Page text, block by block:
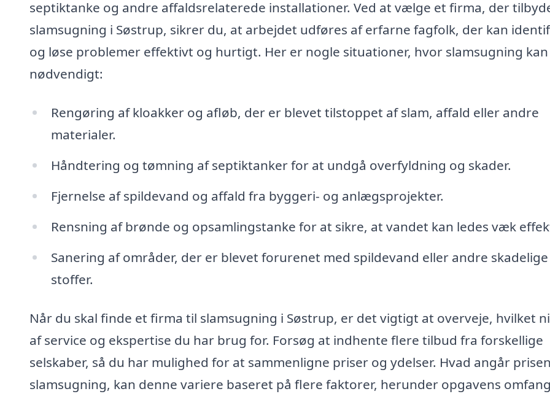
septiktanke og andre affaldsrelaterede installationer. Ved at vælge et firma, der
slamsugning i Søstrup, sikrer du, at arbejdet udføres af erfarne fagfolk, der kan
og løse problemer effektivt og hurtigt. Her er nogle situationer, hvor slamsugning
nødvendigt:
Rengøring af kloakker og afløb, der er blevet tilstoppet af slam, affald eller andre
materialer.
Håndtering og tømning af septiktanker for at undgå overfyldning og skader.
Fjernelse af spildevand og affald fra byggeri- og anlægsprojekter.
Rensning af brønde og opsamlingstanke for at sikre, at vandet kan ledes væk
Sanering af områder, der er blevet forurenet med spildevand eller andre skadelige
stoffer.
Når du skal finde et firma til slamsugning i Søstrup, er det vigtigt at overveje, hvilket
af service og ekspertise du har brug for. Forsøg at indhente flere tilbud fra forskellige
selskaber, så du har mulighed for at sammenligne priser og ydelser. Hvad angår
slamsugning, kan denne variere baseret på flere faktorer, herunder opgavens